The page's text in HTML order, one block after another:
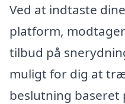
Ved at indtaste
platform,
tilbud på
muligt for dig at
beslutning baseret